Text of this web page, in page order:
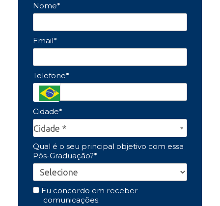
Nome*
Email*
Telefone*
Cidade*
Cidade *
Cidade*
Qual é o seu principal objetivo com essa
Pós-Graduação?*
Eu concordo em receber
comunicações.